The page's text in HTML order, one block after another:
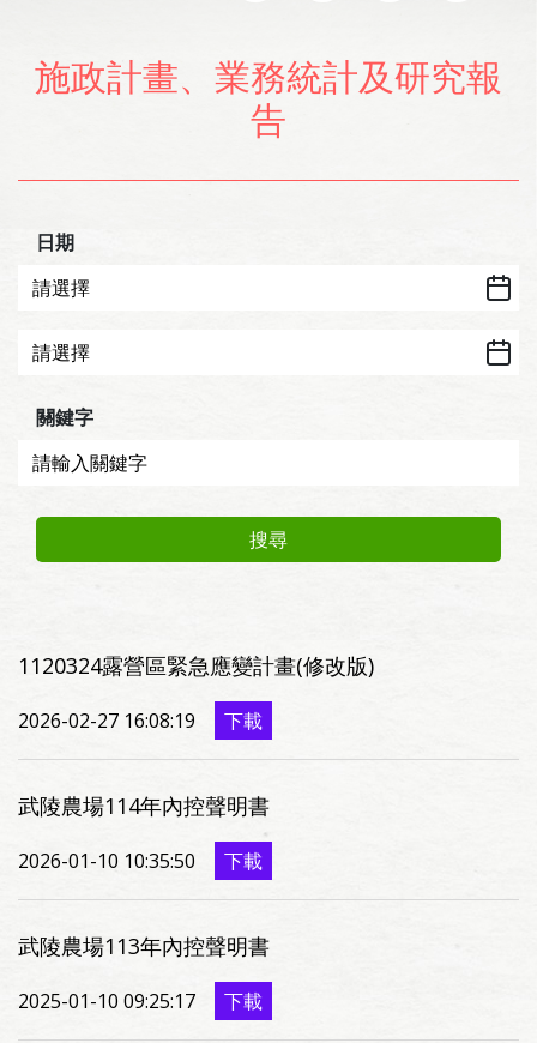
施政計畫、業務統計及研究報
告
日期
關鍵字
搜尋
1120324露營區緊急應變計畫(修改版)
2026-02-27 16:08:19 下載
武陵農場114年內控聲明書
2026-01-10 10:35:50 下載
武陵農場113年內控聲明書
2025-01-10 09:25:17 下載